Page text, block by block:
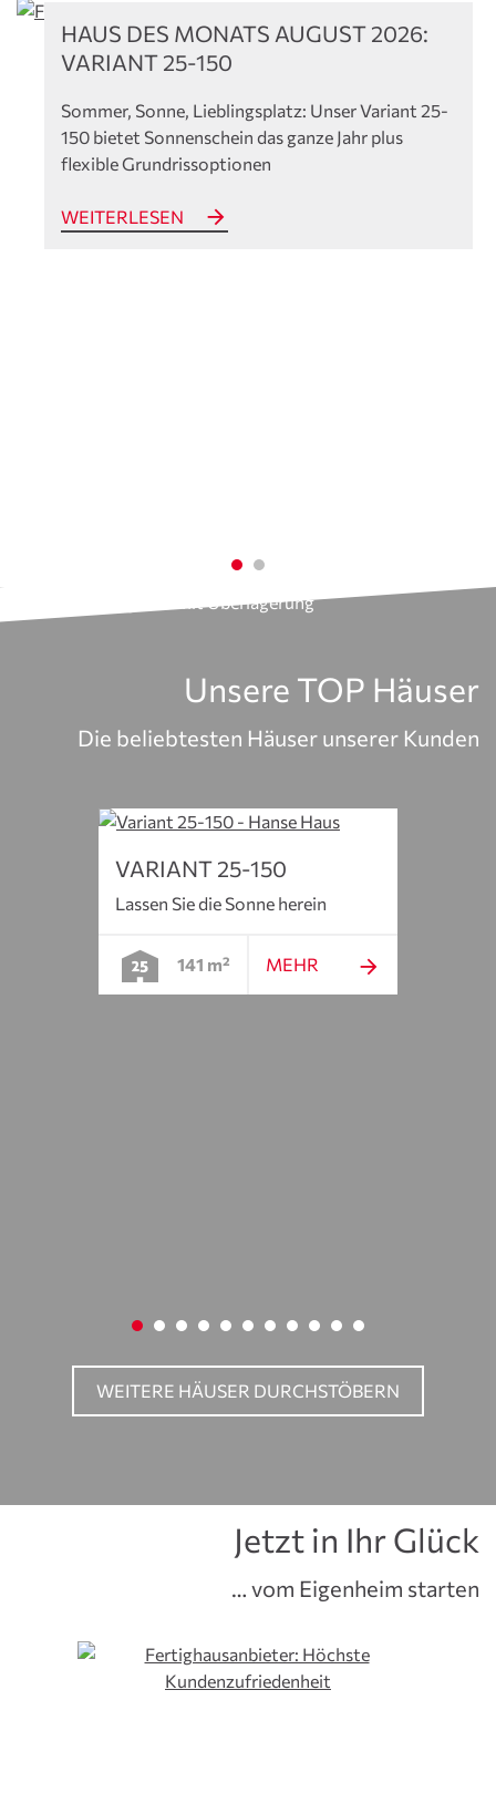
HAUS DES MONATS AUGUST 2026:
VARIANT 25-150
Sommer, Sonne, Lieblingsplatz: Unser Variant 25-
150 bietet Sonnenschein das ganze Jahr plus
flexible Grundrissoptionen
WEITERLESEN
Die beliebtesten Häuser unserer Kunden
Unsere TOP Häuser
VARIANT 25-150
Lassen Sie die Sonne herein
141 m² MEHR
WEITERE HÄUSER DURCHSTÖBERN
… vom Eigenheim starten
Jetzt in Ihr Glück